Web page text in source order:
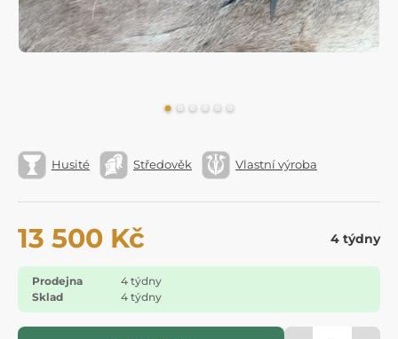
Husité Středověk Vlastní výroba
13 500 Kč 4 týdny
Prodejna
4 týdny
Sklad
4 týdny